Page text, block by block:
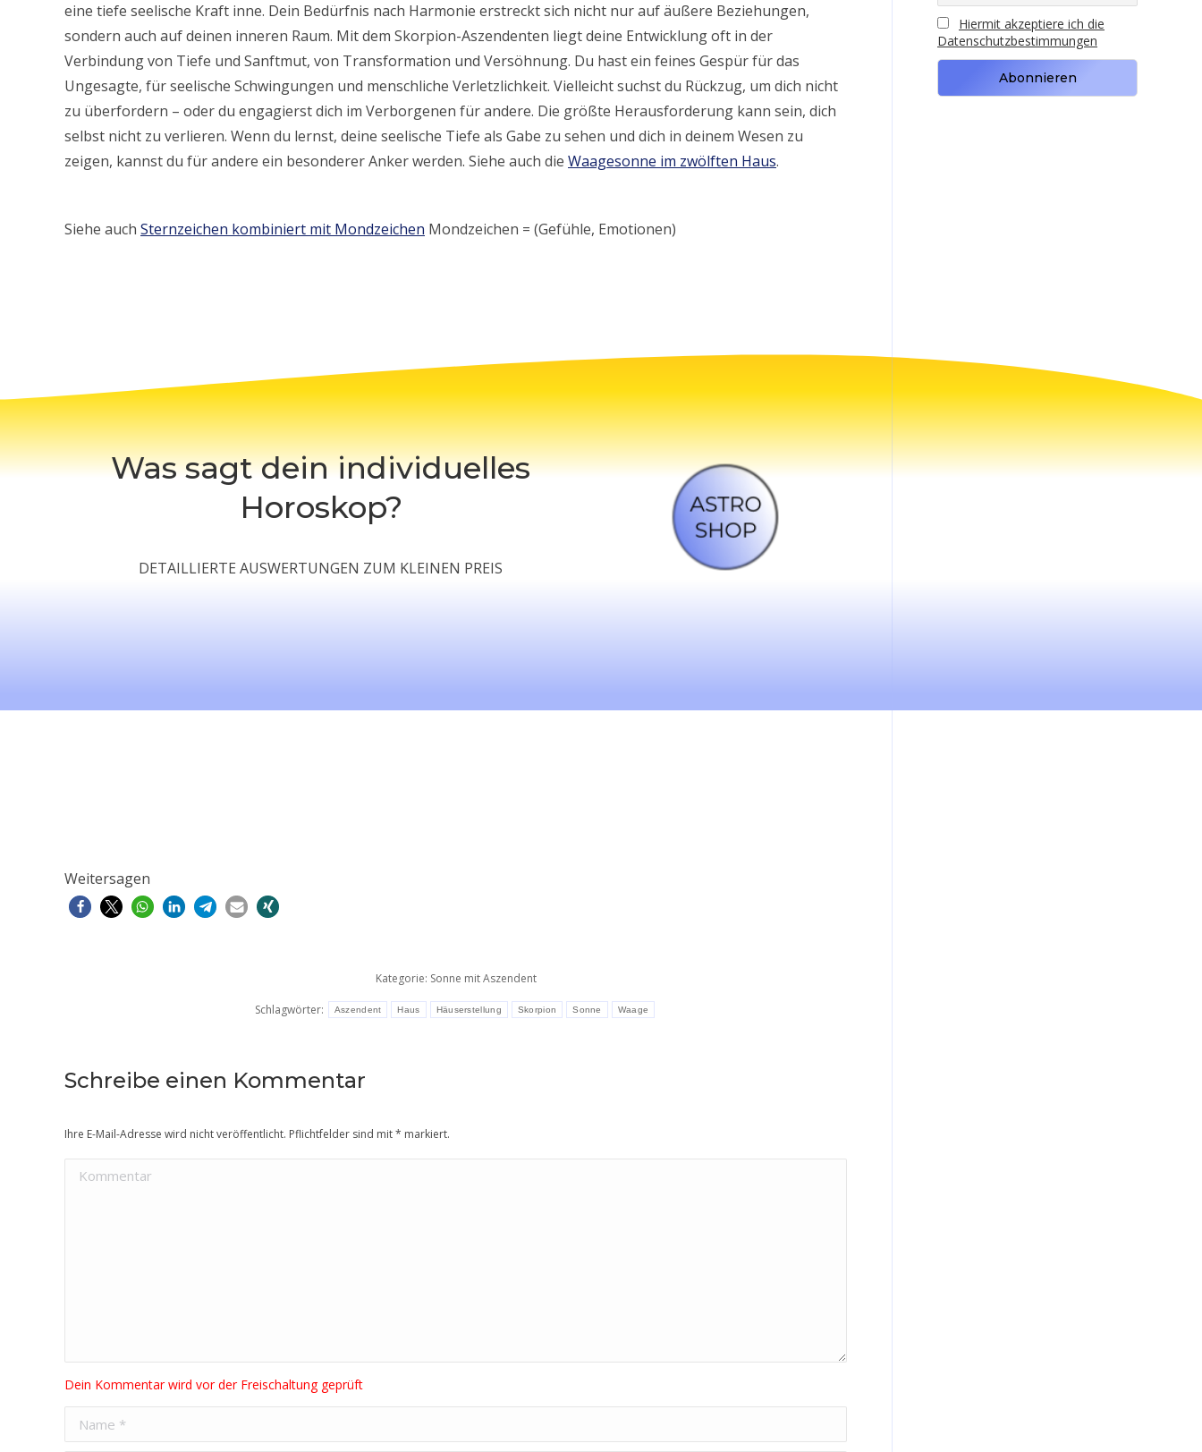
eine tiefe seelische Kraft inne. Dein Bedürfnis nach Harmonie erstreckt sich nicht nur auf äußere Beziehungen,
sondern auch auf deinen inneren Raum. Mit dem Skorpion-Aszendenten liegt deine Entwicklung oft in der
Verbindung von Tiefe und Sanftmut, von Transformation und Versöhnung. Du hast ein feines Gespür für das
Ungesagte, für seelische Schwingungen und menschliche Verletzlichkeit. Vielleicht suchst du Rückzug, um dich nicht
zu überfordern – oder du engagierst dich im Verborgenen für andere. Die größte Herausforderung kann sein, dich
selbst nicht zu verlieren. Wenn du lernst, deine seelische Tiefe als Gabe zu sehen und dich in deinem Wesen zu
zeigen, kannst du für andere ein besonderer Anker werden. Siehe auch die Waagesonne im zwölften Haus.
Siehe auch Sternzeichen kombiniert mit Mondzeichen Mondzeichen = (Gefühle, Emotionen)
Was sagt dein individuelles
Horoskop?
DETAILLIERTE AUSWERTUNGEN ZUM KLEINEN PREIS
Weitersagen
Kategorie: Sonne mit Aszendent
Schlagwörter: Aszendent Haus Häuserstellung Skorpion Sonne Waage
Schreibe einen Kommentar
Ihre E-Mail-Adresse wird nicht veröffentlicht. Pflichtfelder sind mit* markiert.
Kommentar
Name *
Hiermit akzeptiere ich die
Datenschutzbestimmungen